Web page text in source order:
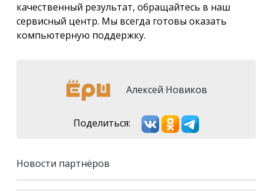
качественный результат, обращайтесь в наш
сервисный центр. Мы всегда готовы оказать
компьютерную поддержку.
Алексей Новиков
Поделиться:
Новости партнёров